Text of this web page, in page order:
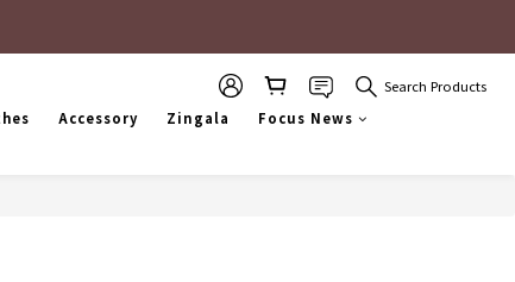
Search Products
Accessory Zingala
Focus News